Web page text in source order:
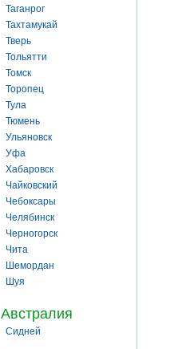
Таганрог
Тахтамукай
Тверь
Тольятти
Томск
Торопец
Тула
Тюмень
Ульяновск
Уфа
Хабаровск
Чайковский
Чебоксары
Челябинск
Черногорск
Чита
Шемордан
Шуя
Австралия
Сидней